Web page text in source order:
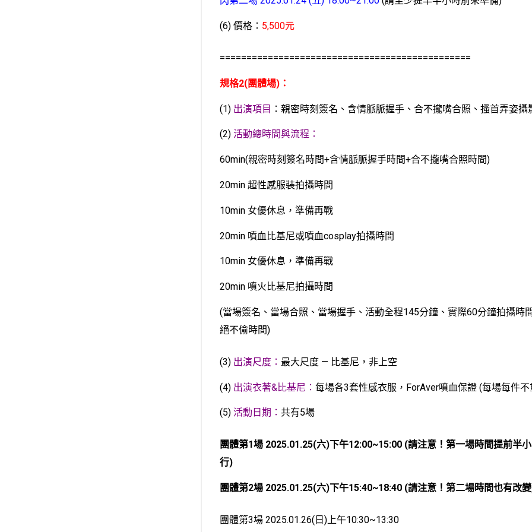
(6) 價格： 5,500元
===============================================
規格2(團體場)：
(1) 出演項目 ：親密時刻簽名、含情脈脈握手、合不攏嘴合照、搔首弄姿攝
(2) 活動總時間與流程：
60min(親密時刻簽名時間+含情脈脈握手時間+合不攏嘴合照時間)
20min 超性感服裝拍攝時間
10min 女優休息，準備再戰
20min 噴血比基尼或噴血cosplay拍攝時間
10min 女優休息，準備再戰
20min 噴火比基尼拍攝時間
(當場簽名、當場合照、當場握手、活動全程145分鐘、實際60分鐘拍攝時
絕不偷時間)
(3) 出演尺度： 最大尺度 — 比基尼，非上空
(4) 出演衣著&比基尼： 每場各3套性感衣服，ForAver噴血保證 (每場每件不
(5) 活動日期： 共有5場
團體第1場 2025.01.25(六)下午12:00~15:00 (請注意！第一場時間提前半
行)
團體第2場 2025.01.25(六)下午15:40~18:40 (請注意！第二場時間也有改
團體第3場 2025.01.26(日)上午10:30~13:30